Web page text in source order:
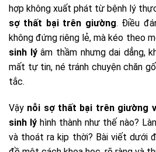
hợp không xuất phát từ bệnh lý
sợ thất bại trên giường. Điều
không đứng riêng lẻ, mà kéo theo
sinh lýâm thầm nhưng dai dẳng,
mất tự tin, né tránh chuyện chăn
tắc.
Vậy nỗi sợ thất bại trên giường
sinh lý hình thành như thế nào?
và thoát ra kịp thời? Bài viết dưới